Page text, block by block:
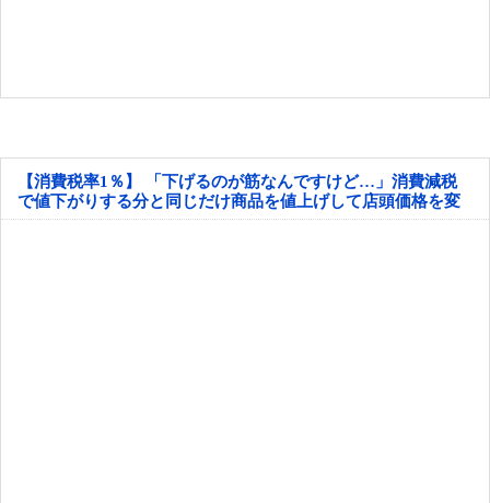
【消費税率1％】 「下げるのが筋なんですけど…」消費減税
で値下がりする分と同じだけ商品を値上げして店頭価格を変
えない店も